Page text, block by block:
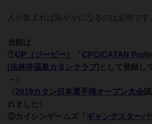
人が集まれば賑やかになるのは必然です
当館は
①GP（ジーピー） CPC(CATAN
法林寺温泉カタンクラブ ]として登録し
～）
（2019カタン日本選手権オープン大会
れました）
②カイシンゲームズ「
ギャングスターパ